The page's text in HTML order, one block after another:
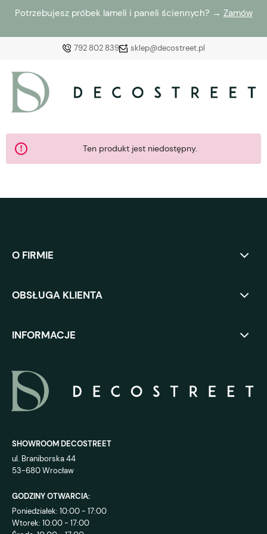
Potrzebujesz próbek lameli i paneli ściennych? → Zamów
792 802 839 sklep@decostreet.pl
Ten produkt jest niedostępny.
O FIRMIE
OBSŁUGA KLIENTA
INFORMACJE
SHOWROOM DECOSTREET
ul. Braniborska 44
53-680 Wrocław
GODZINY OTWARCIA:
Poniedziałek: 10:00 - 17:00
Wtorek: 10:00 - 17:00